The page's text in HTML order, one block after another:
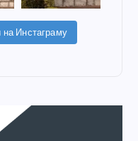
на Инстаграму